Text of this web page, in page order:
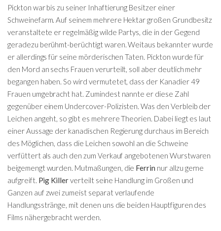
Pickton war bis zu seiner Inhaftierung Besitzer einer
Schweinefarm. Auf seinem mehrere Hektar großen Grundbesitz
veranstaltete er regelmäßig wilde Partys, die in der Gegend
geradezu berühmt-berüchtigt waren. Weitaus bekannter wurde
er allerdings für seine mörderischen Taten. Pickton wurde für
den Mord an sechs Frauen verurteilt, soll aber deutlich mehr
begangen haben. So wird vermutetet, dass der Kanadier 49
Frauen umgebracht hat. Zumindest nannte er diese Zahl
gegenüber einem Undercover-Polizisten. Was den Verbleib der
Leichen angeht, so gibt es mehrere Theorien. Dabei liegt es laut
einer Aussage der kanadischen Regierung durchaus im Bereich
des Möglichen, dass die Leichen sowohl an die Schweine
verfüttert als auch den zum Verkauf angebotenen Wurstwaren
beigemengt wurden. Mutmaßungen, die Ferrin nur allzu gerne
aufgreift. Pig Killerverteilt seine Handlung im Großen und
Ganzen auf zwei zumeist separat verlaufende
Handlungsstränge, mit denen uns die beiden Hauptfiguren des
Films nähergebracht werden.